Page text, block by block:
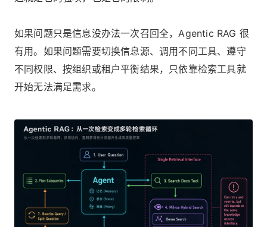
如果问题只是信息没办法一次召回全，Agentic RAG 很
有用。如果问题需要切换信息源、调用不同工具、遵守
不同权限、按组织或租户平衡结果，只依靠检索工具就
开始无法满足需求。